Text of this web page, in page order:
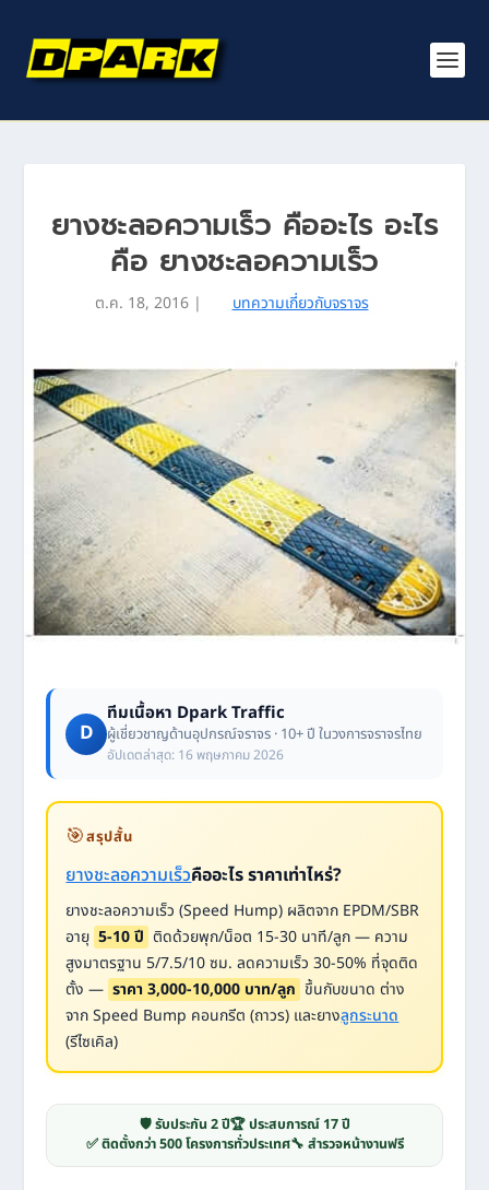
ยางชะลอความเร็ว คืออะไร อะไร
คือ ยางชะลอความเร็ว
ต.ค. 18, 2016| บทความเกี่ยวกับจราจร
D
ทีมเนื้อหา Dpark Traffic
ผู้เชี่ยวชาญด้านอุปกรณ์จราจร · 10+ ปี ในวงการจราจรไทย
อัปเดตล่าสุด: 16 พฤษภาคม 2026
🎯สรุปสั้น
ยางชะลอความเร็วคืออะไร ราคาเท่าไหร่?
ยางชะลอความเร็ว (Speed Hump) ผลิตจาก EPDM/SBR
อายุ 5-10 ปี ติดด้วยพุก/น็อต 15-30 นาที/ลูก — ความ
สูงมาตรฐาน 5/7.5/10 ซม. ลดความเร็ว 30-50% ที่จุดติด
ตั้ง — ราคา 3,000-10,000 บาท/ลูก ขึ้นกับขนาด ต่าง
จาก Speed Bump คอนกรีต (ถาวร) และยางลูกระนาด
(รีไซเคิล)
🛡️ รับประกัน 2 ปี🏆 ประสบการณ์ 17 ปี
✅ ติดตั้งกว่า 500 โครงการทั่วประเทศ🔧 สำรวจหน้างานฟรี